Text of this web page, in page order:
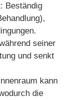
: Beständig
seiner
und senkt
kann
die